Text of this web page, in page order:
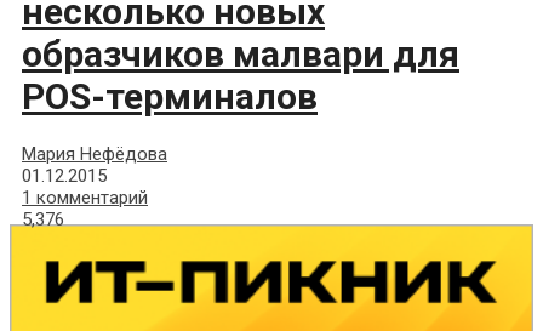
несколько новых
образчиков малвари для
POS-терминалов
Мария Нефёдова
01.12.2015
1 комментарий
5,376